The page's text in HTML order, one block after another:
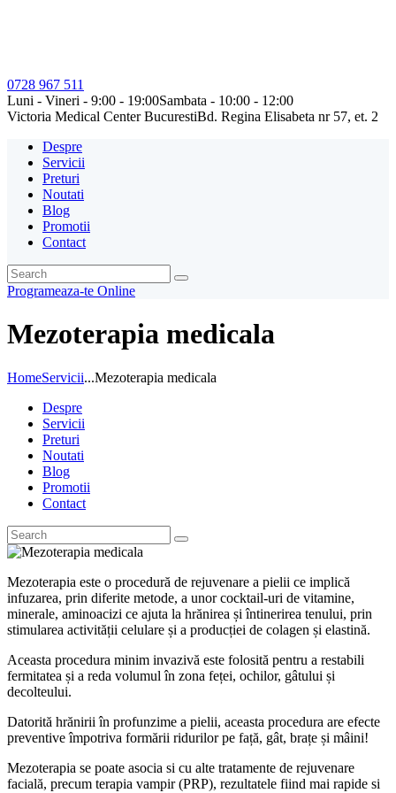
0728 967 511
Luni - Vineri - 9:00 - 19:00Sambata - 10:00 - 12:00
Victoria Medical Center BucurestiBd. Regina Elisabeta nr 57, et. 2
Despre
Servicii
Preturi
Noutati
Blog
Promotii
Contact
Programeaza-te Online
Mezoterapia medicala
HomeServicii...Mezoterapia medicala
Despre
Servicii
Preturi
Noutati
Blog
Promotii
Contact
Mezoterapia este o procedură de rejuvenare a pielii ce implică
infuzarea, prin diferite metode, a unor cocktail-uri de vitamine,
minerale, aminoacizi ce ajuta la hrănirea și întinerirea tenului, prin
stimularea activității celulare și a producției de colagen și elastină.
Aceasta procedura minim invazivă este folosită pentru a restabili
fermitatea și a reda volumul în zona feței, ochilor, gâtului și
decolteului.
Datorită hrănirii în profunzime a pielii, aceasta procedura are efecte
preventive împotriva formării ridurilor pe față, gât, brațe și mâini!
Mezoterapia se poate asocia si cu alte tratamente de rejuvenare
facială, precum terapia vampir (PRP), rezultatele fiind mai rapide si